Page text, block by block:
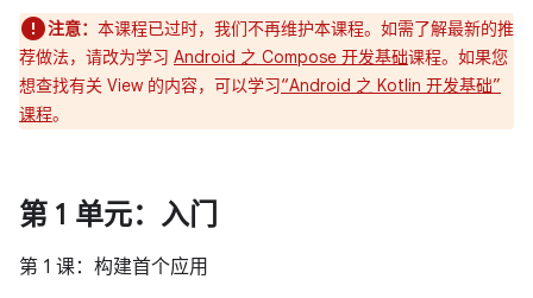
注意： 本课程已过时，我们不再维护本课程。如需了解最新的推
荐做法，请改为学习 Android 之 Compose 开发基础课程。如果您
想查找有关 View 的内容，可以学习“Android 之 Kotlin 开发基础”
课程。
第 1 单元：入门
第 1 课：构建首个应用